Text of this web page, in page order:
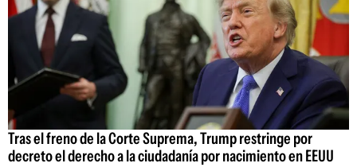
Tras el freno de la Corte Suprema, Trump restringe por
decreto el derecho a la ciudadanía por nacimiento en EEUU